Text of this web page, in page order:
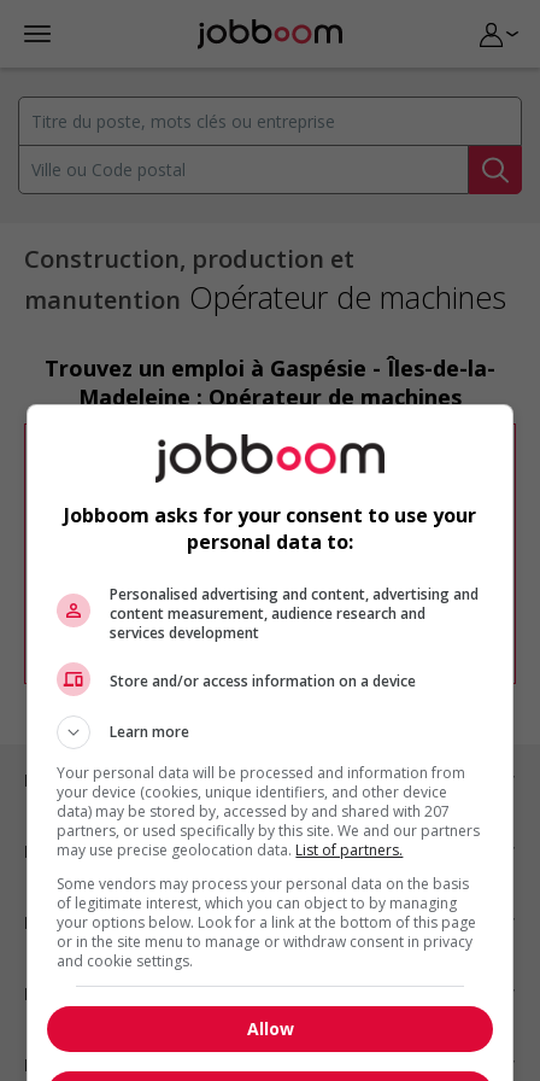
Construction, production et
manutention Opérateur de machines
Trouvez un emploi à Gaspésie - Îles-de-la-
Madeleine : Opérateur de machines
Désolé, cette recherche n'a produit aucun
résultat.
Veuillez faire une nouvelle recherche.
Vous pouvez en tout temps utiliser nos
chercher un poste selon votre profil
d'intérêt en emploi en vousinscrivant
comme membre Jobboom.
Emplois par ville
Emplois par secteur
Emplois par statut
Emplois par type
Nos suggestions
Jobboom asks for your consent to use your
personal data to:
Personalised advertising and content, advertising and
content measurement, audience research and
services development
Store and/or access information on a device
Learn more
Your personal data will be processed and information from
your device (cookies, unique identifiers, and other device
data) may be stored by, accessed by and shared with 207
partners, or used specifically by this site. We and our partners
may use precise geolocation data. List of partners.
Some vendors may process your personal data on the basis
of legitimate interest, which you can object to by managing
your options below. Look for a link at the bottom of this page
or in the site menu to manage or withdraw consent in privacy
and cookie settings.
Allow